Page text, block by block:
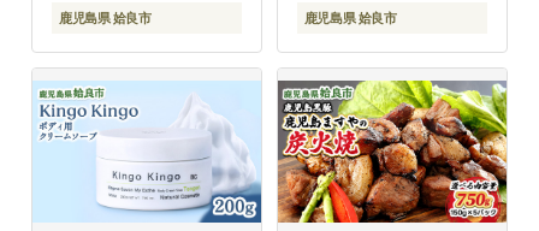
鹿児島県 姶良市 鹿児島県 姶良市